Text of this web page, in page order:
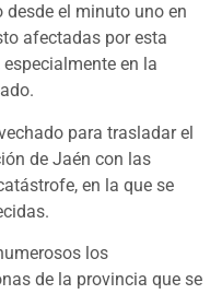
el minuto uno en
afectadas por esta
en la
para trasladar el
de Jaén con las
en la que se
los
de la provincia que se